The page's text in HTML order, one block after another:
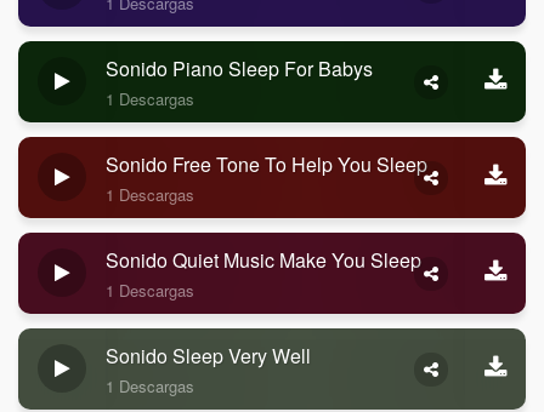
Sonido Piano Sleep For Babys
1 Descargas
Sonido Free Tone To Help You Sleep
1 Descargas
Sonido Quiet Music Make You Sleep
1 Descargas
Sonido Sleep Very Well
1 Descargas